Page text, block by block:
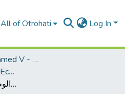
All of Otrohati Log In
Université Mohammed V - Rabat
CEdoc - Droit Comparé, Economie Appliquée et Développement Durable
المنظومة الوطنية لحماية حقوق الإنسان